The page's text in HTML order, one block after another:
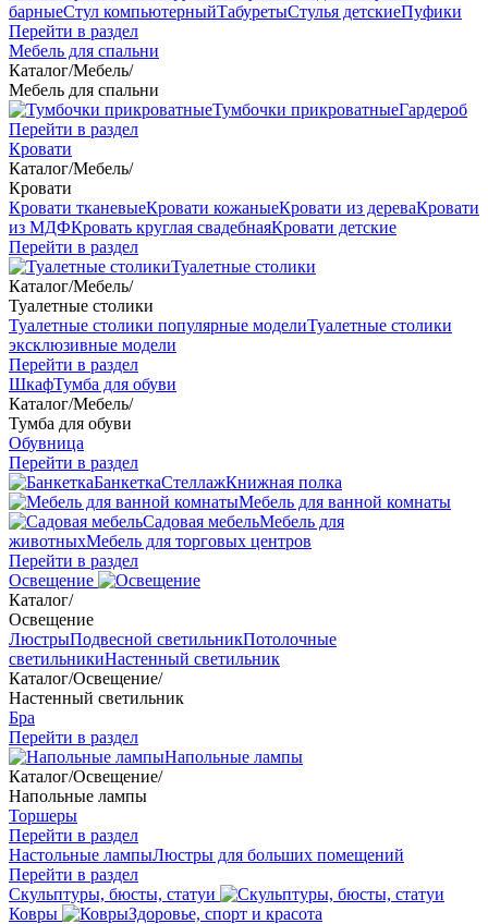
барныеСтул компьютерныйТабуретыСтулья детскиеПуфики
Перейти в раздел
Мебель для спальни
Каталог/Мебель/
Мебель для спальни
Тумбочки прикроватныеГардероб
Перейти в раздел
Кровати
Каталог/Мебель/
Кровати
Кровати тканевыеКровати кожаныеКровати из дереваКровати
из МДФКровать круглая свадебнаяКровати детские
Перейти в раздел
Туалетные столики
Каталог/Мебель/
Туалетные столики
Туалетные столики популярные моделиТуалетные столики
эксклюзивные модели
Перейти в раздел
ШкафТумба для обуви
Каталог/Мебель/
Тумба для обуви
Обувница
Перейти в раздел
БанкеткаСтеллажКнижная полка
Мебель для ванной комнаты
Садовая мебельМебель для
животныхМебель для торговых центров
Перейти в раздел
Освещение
Каталог/
Освещение
ЛюстрыПодвесной светильникПотолочные
светильникиНастенный светильник
Каталог/Освещение/
Настенный светильник
Бра
Перейти в раздел
Напольные лампы
Каталог/Освещение/
Напольные лампы
Торшеры
Перейти в раздел
Настольные лампыЛюстры для больших помещений
Перейти в раздел
Скульптуры, бюсты, статуи
Ковры
Здоровье, спорт и красота